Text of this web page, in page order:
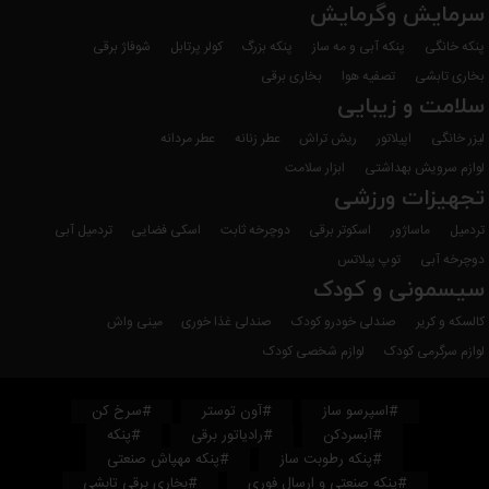
سرمایش وگرمایش
پنکه خانگی پنکه آبی و مه ساز پنکه بزرگ کولر پرتابل
شوفاژ برقی
بخاری تابشی
تصفیه هوا بخاری برقی
سلامت و زیبایی
لیزر خانگی اپیلاتور ریش تراش عطر زنانه
عطر مردانه
لوازم سرویش بهداشتی
ابزار سلامت
تجهیزات ورزشی
تردمیل ماساژور اسکوتر برقی دوچرخه ثابت اسکی فضایی
تردمیل آبی
دوچرخه آبی
توپ پیلاتس
سیسمونی و کودک
کالسکه و کریر صندلی خودرو کودک صندلی غذا خوری
مینی واش
لوازم سرگرمی کودک
لوازم شخصی کودک
#اسپرسو ساز #آون توستر
#سرخ کن
#آبسردکن
#رادیاتور برقی
#پنکه
#پنکه رطوبت ساز
#پنکه مهپاش صنعتی
#پنکه صنعتی و ارسال فوری
#بخاری برقی تابشی